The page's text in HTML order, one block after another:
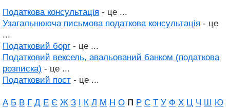
Податкова консультація - це ...
Узагальнююча письмова податкова консультація - це
...
Податковий борг - це ...
Податковий вексель, авальований банком (податкова
розписка) - це ...
Податковий пост - це ...
А Б В Г Д Е Є Ж З І К Л М Н О П Р С Т У Ф Х Ц Ч Ш Ю